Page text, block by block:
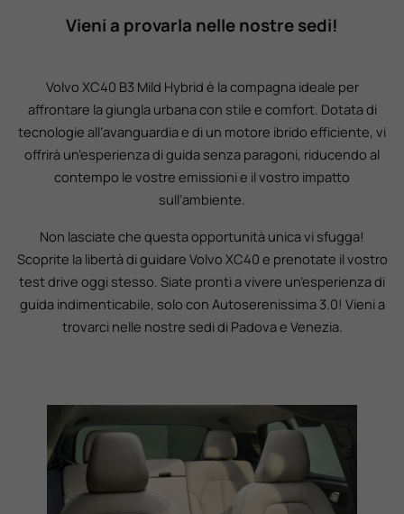
Vieni a provarla nelle nostre sedi!
Volvo XC40 B3 Mild Hybrid è la compagna ideale per
affrontare la giungla urbana con stile e comfort. Dotata di
tecnologie all’avanguardia e di un motore ibrido efficiente, vi
offrirà un’esperienza di guida senza paragoni, riducendo al
contempo le vostre emissioni e il vostro impatto
sull’ambiente.
Non lasciate che questa opportunità unica vi sfugga!
Scoprite la libertà di guidare Volvo XC40 e prenotate il vostro
test drive oggi stesso. Siate pronti a vivere un’esperienza di
guida indimenticabile, solo con Autoserenissima 3.0! Vieni a
trovarci nelle nostre sedi di Padova e Venezia.